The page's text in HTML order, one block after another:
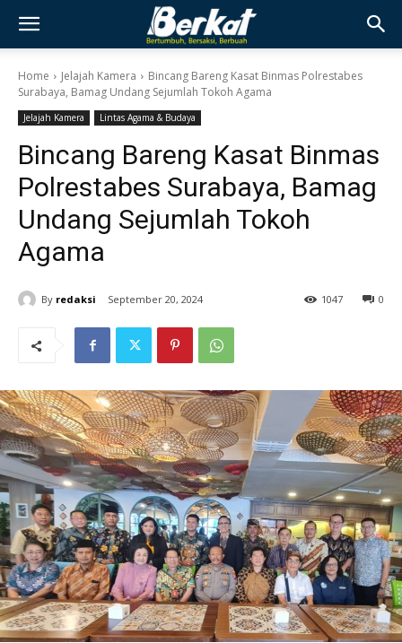
Home Jelajah Kamera
Bincang Bareng Kasat Binmas Polrestabes
Surabaya, Bamag Undang Sejumlah Tokoh Agama
Jelajah Kamera Lintas Agama & Budaya
Bincang Bareng Kasat Binmas
Polrestabes Surabaya, Bamag
Undang Sejumlah Tokoh
Agama
By redaksi September 20, 2024 0
1047